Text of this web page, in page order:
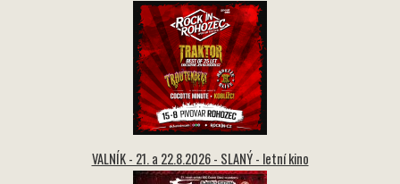
VALNÍK - 21. a 22.8.2026 - SLANÝ - letní kino